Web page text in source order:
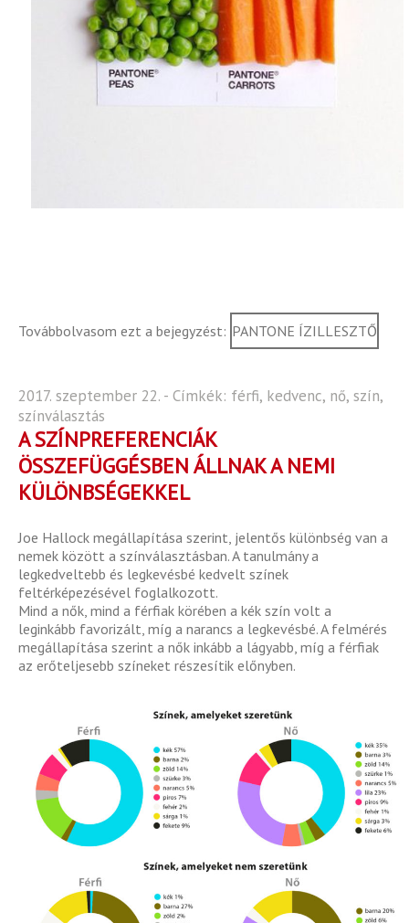
Továbbolvasom ezt a bejegyzést: PANTONE ÍZILLESZTŐ
2017. szeptember 22. - Címkék: férfi, kedvenc, nő, szín,
színválasztás
A SZÍNPREFERENCIÁK
ÖSSZEFÜGGÉSBEN ÁLLNAK A NEMI
KÜLÖNBSÉGEKKEL
Joe Hallock megállapítása szerint, jelentős különbség van a
nemek között a színválasztásban. A tanulmány a
legkedveltebb és legkevésbé kedvelt színek
feltérképezésével foglalkozott.
Mind a nők, mind a férfiak körében a kék szín volt a
leginkább favorizált, míg a narancs a legkevésbé. A felmérés
megállapítása szerint a nők inkább a lágyabb, míg a férfiak
az erőteljesebb színeket részesítik előnyben.